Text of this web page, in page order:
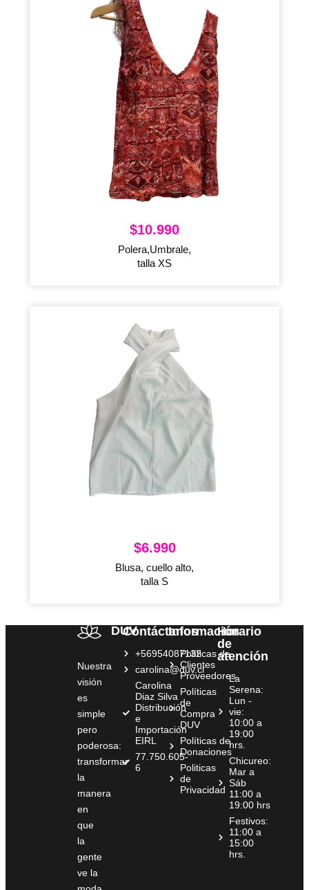
$10.990
Polera,Umbrale,
talla XS
$6.990
Blusa, cuello alto,
talla S
DUV
Nuestra
visión
es
simple
pero
poderosa:
transformar
la
manera
en
que
la
gente
ve la
Contáctanos
+56954087132
carolina@duv.cl
Carolina
Diaz Silva
Distribución
e
Importación
EIRL
77.750.605-
6
Información
Políticas de
Clientes
Proveedores
Políticas
de
Compra
DUV
Políticas de
Donaciones
Politicas
de
Privacidad
Horario
de
atención
La
Serena:
Lun -
vie:
10:00 a
19:00
hrs.
Chicureo:
Mar a
Sáb
11:00 a
19:00 hrs
Festivos:
11:00 a
15:00
hrs.